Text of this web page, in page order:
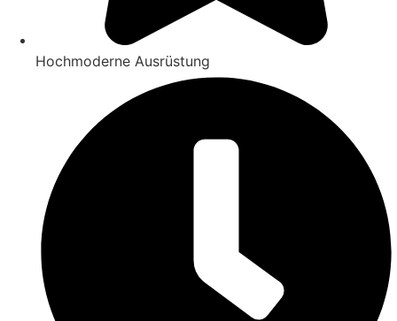
Hochmoderne Ausrüstung